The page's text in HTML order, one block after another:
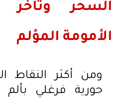
السحر وتأخر
الأمومة المؤلم
ومن أكثر النقاط
حورية فرغلي